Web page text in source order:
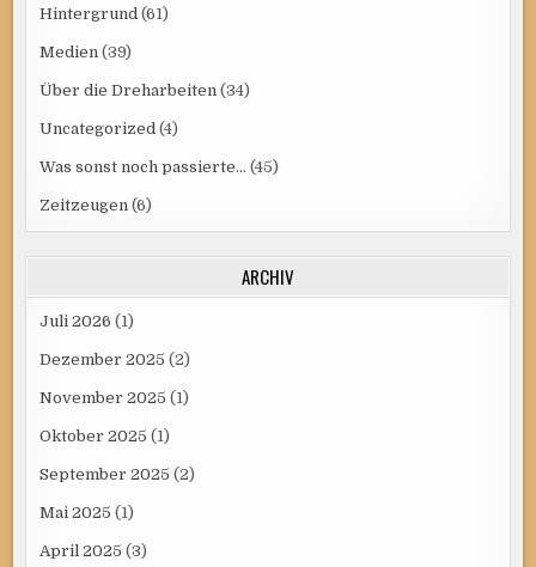
Hintergrund (61)
Medien (39)
Über die Dreharbeiten (34)
Uncategorized (4)
Was sonst noch passierte… (45)
Zeitzeugen (6)
ARCHIV
Juli 2026 (1)
Dezember 2025 (2)
November 2025 (1)
Oktober 2025 (1)
September 2025 (2)
Mai 2025 (1)
April 2025 (3)